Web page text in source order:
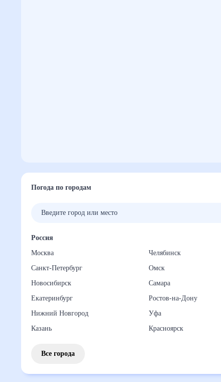
Погода по городам
Россия
Москва
Санкт-Петербург
Новосибирск
Екатеринбург
Нижний Новгород
Казань
Челябинск
Омск
Самара
Ростов-на-Дону
Уфа
Красноярск
Все города